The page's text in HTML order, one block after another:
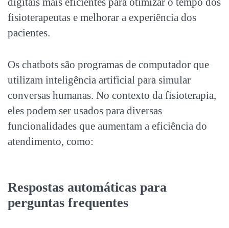
fisioterapeutas e melhorar a experiência dos
pacientes.
Os chatbots são programas de computador que
utilizam inteligência artificial para simular
conversas humanas. No contexto da fisioterapia,
eles podem ser usados para diversas
funcionalidades que aumentam a eficiência do
atendimento, como:
Respostas automáticas para
perguntas frequentes